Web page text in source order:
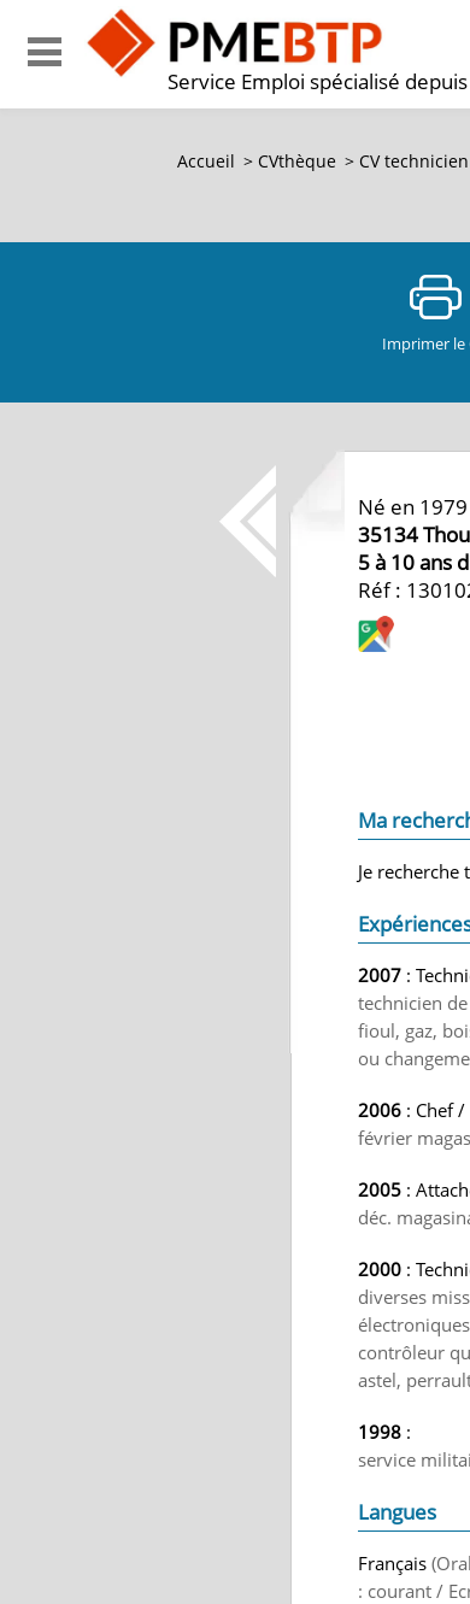
Service Emploi spécialisé
Accueil > CVthèque > CV
Imprimer le
Né en 1979
35134
5 à 10 ans
Réf :
Ma
Je
2007 :
technicien
fioul, gaz,
ou
2006 : Chef
février
2005 :
déc.
2000 :
diverses
contrôleur
astel,
1998 :
service
Langues
Français
: courant /